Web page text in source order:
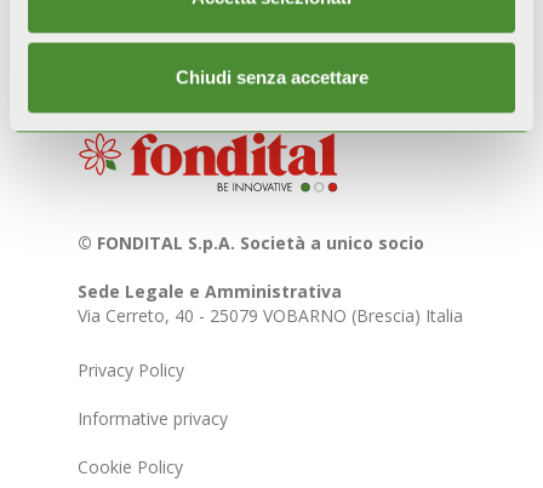
Chiudi senza accettare
© FONDITAL S.p.A. Società a unico socio
Sede Legale e Amministrativa
Via Cerreto, 40 - 25079 VOBARNO (Brescia) Italia
Privacy Policy
Informative privacy
Cookie Policy